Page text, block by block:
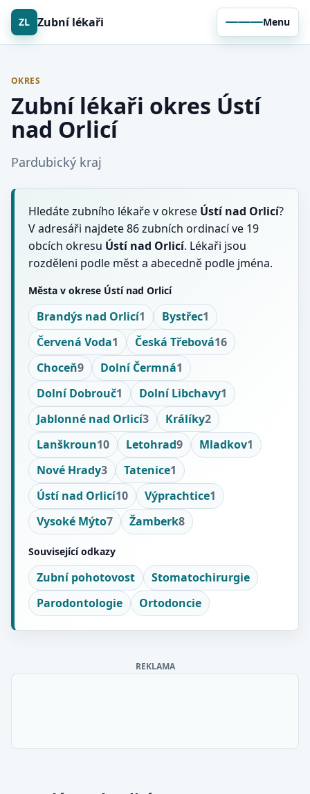
ZL Zubní lékaři Menu
OKRES
Zubní lékaři okres Ústí
nad Orlicí
Pardubický kraj
Hledáte zubního lékaře v okrese Ústí nad Orlicí?
V adresáři najdete 86 zubních ordinací ve 19
obcích okresu Ústí nad Orlicí. Lékaři jsou
rozděleni podle měst a abecedně podle jména.
Města v okrese Ústí nad Orlicí
Brandýs nad Orlicí1 Bystřec1
Červená Voda1 Česká Třebová16
Choceň9 Dolní Čermná1
Dolní Dobrouč1 Dolní Libchavy1
Jablonné nad Orlicí3 Králíky2
Lanškroun10 Letohrad9 Mladkov1
Nové Hrady3 Tatenice1
Ústí nad Orlicí10 Výprachtice1
Vysoké Mýto7 Žamberk8
Související odkazy
Zubní pohotovost
Stomatochirurgie
Parodontologie
Ortodoncie
REKLAMA